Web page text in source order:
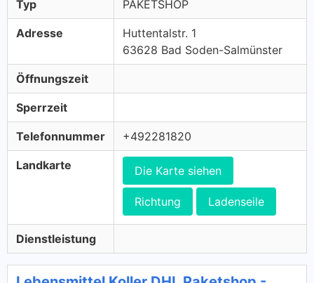
Typ PAKETSHOP
Adresse
Huttentalstr. 1
63628 Bad Soden-Salmünster
Öffnungszeit
Sperrzeit
Telefonnummer +492281820
Landkarte Die Karte siehen
Richtung Ladenseile
Dienstleistung